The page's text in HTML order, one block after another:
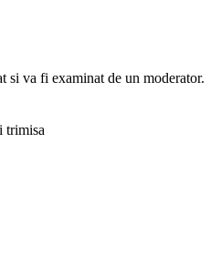
si va fi examinat de un moderator.
trimisa